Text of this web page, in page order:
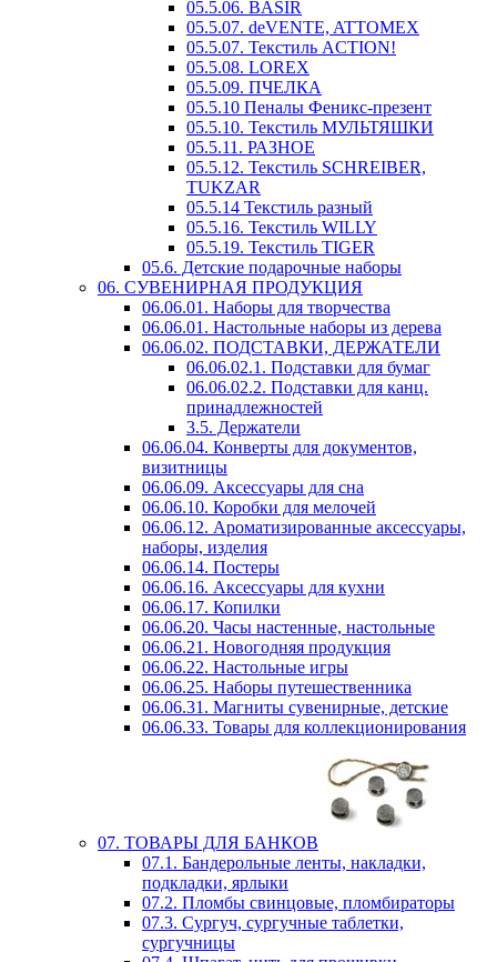
05.5.06. BASIR
05.5.07. deVENTE, ATTOMEX
05.5.07. Текстиль ACTION!
05.5.08. LOREX
05.5.09. ПЧЕЛКА
05.5.10 Пеналы Феникс-презент
05.5.10. Текстиль МУЛЬТЯШКИ
05.5.11. РАЗНОЕ
05.5.12. Текстиль SCHREIBER,
TUKZAR
05.5.14 Текстиль разный
05.5.16. Текстиль WILLY
05.5.19. Текстиль TIGER
05.6. Детские подарочные наборы
06. СУВЕНИРНАЯ ПРОДУКЦИЯ
06.06.01. Наборы для творчества
06.06.01. Настольные наборы из дерева
06.06.02. ПОДСТАВКИ, ДЕРЖАТЕЛИ
06.06.02.1. Подставки для бумаг
06.06.02.2. Подставки для канц.
принадлежностей
3.5. Держатели
06.06.04. Конверты для документов,
визитницы
06.06.09. Аксессуары для сна
06.06.10. Коробки для мелочей
06.06.12. Ароматизированные аксессуары,
наборы, изделия
06.06.14. Постеры
06.06.16. Аксессуары для кухни
06.06.17. Копилки
06.06.20. Часы настенные, настольные
06.06.21. Новогодняя продукция
06.06.22. Настольные игры
06.06.25. Наборы путешественника
06.06.31. Магниты сувенирные, детские
06.06.33. Товары для коллекционирования
07. ТОВАРЫ ДЛЯ БАНКОВ
07.1. Бандерольные ленты, накладки,
подкладки, ярлыки
07.2. Пломбы свинцовые, пломбираторы
07.3. Сургуч, сургучные таблетки,
сургучницы